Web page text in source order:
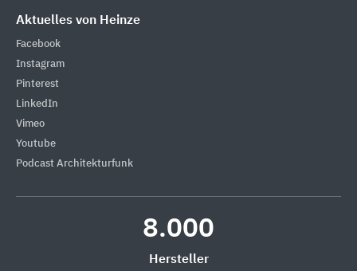
Aktuelles von Heinze
Facebook
Instagram
Pinterest
LinkedIn
Vimeo
Youtube
Podcast Architekturfunk
8.000
Hersteller